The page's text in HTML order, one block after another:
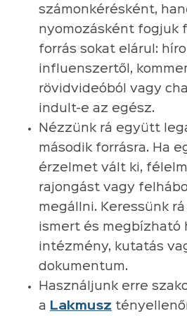
számonkérésként,
nyomozásként fogjuk
forrás sokat elárul:
influenszertől,
rövidvideóból vagy
indult-e az egész.
Nézzünk rá együtt
második forrásra. Ha
érzelmet vált ki,
rajongást vagy
megállni. Keressünk
ismert és megbízható
intézmény, kutatás
dokumentum.
Használjunk erre
a Lakmusz